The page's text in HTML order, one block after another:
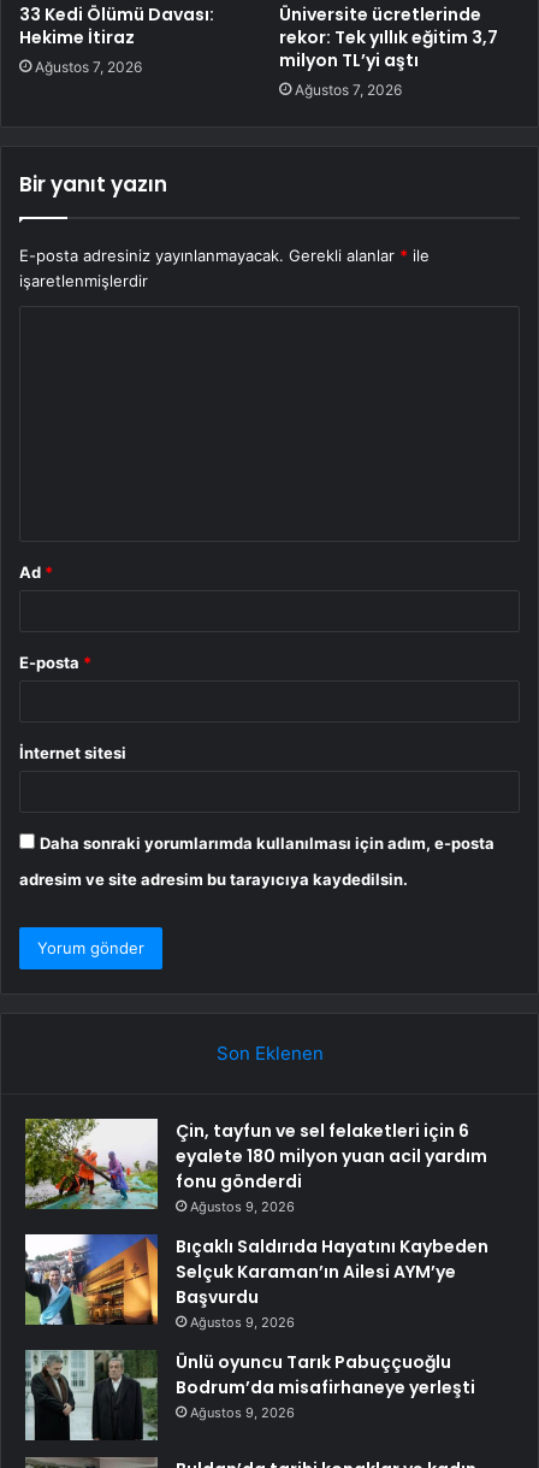
33 Kedi Ölümü Davası:
Hekime İtiraz
Ağustos 7, 2026
Üniversite ücretlerinde
rekor: Tek yıllık eğitim 3,7
milyon TL’yi aştı
Ağustos 7, 2026
Bir yanıt yazın
E-posta adresiniz yayınlanmayacak. Gerekli alanlar * ile
işaretlenmişlerdir
Ad *
E-posta *
İnternet sitesi
Daha sonraki yorumlarımda kullanılması için adım, e-posta
adresim ve site adresim bu tarayıcıya kaydedilsin.
Son Eklenen
Çin, tayfun ve sel felaketleri için 6
eyalete 180 milyon yuan acil yardım
fonu gönderdi
Ağustos 9, 2026
Bıçaklı Saldırıda Hayatını Kaybeden
Selçuk Karaman’ın Ailesi AYM’ye
Başvurdu
Ağustos 9, 2026
Ünlü oyuncu Tarık Pabuççuoğlu
Bodrum’da misafirhaneye yerleşti
Ağustos 9, 2026